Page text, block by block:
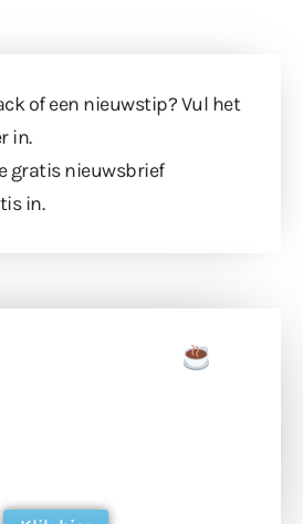
of een nieuwstip? Vul het
in.
gratis nieuwsbrief
in.